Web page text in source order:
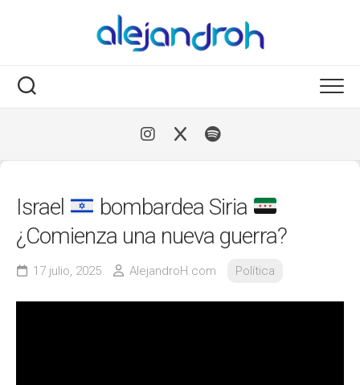
Israel
bombardea Siria
¿Comienza una nueva guerra?
17 julio, 2025 AlejandroH.com Política